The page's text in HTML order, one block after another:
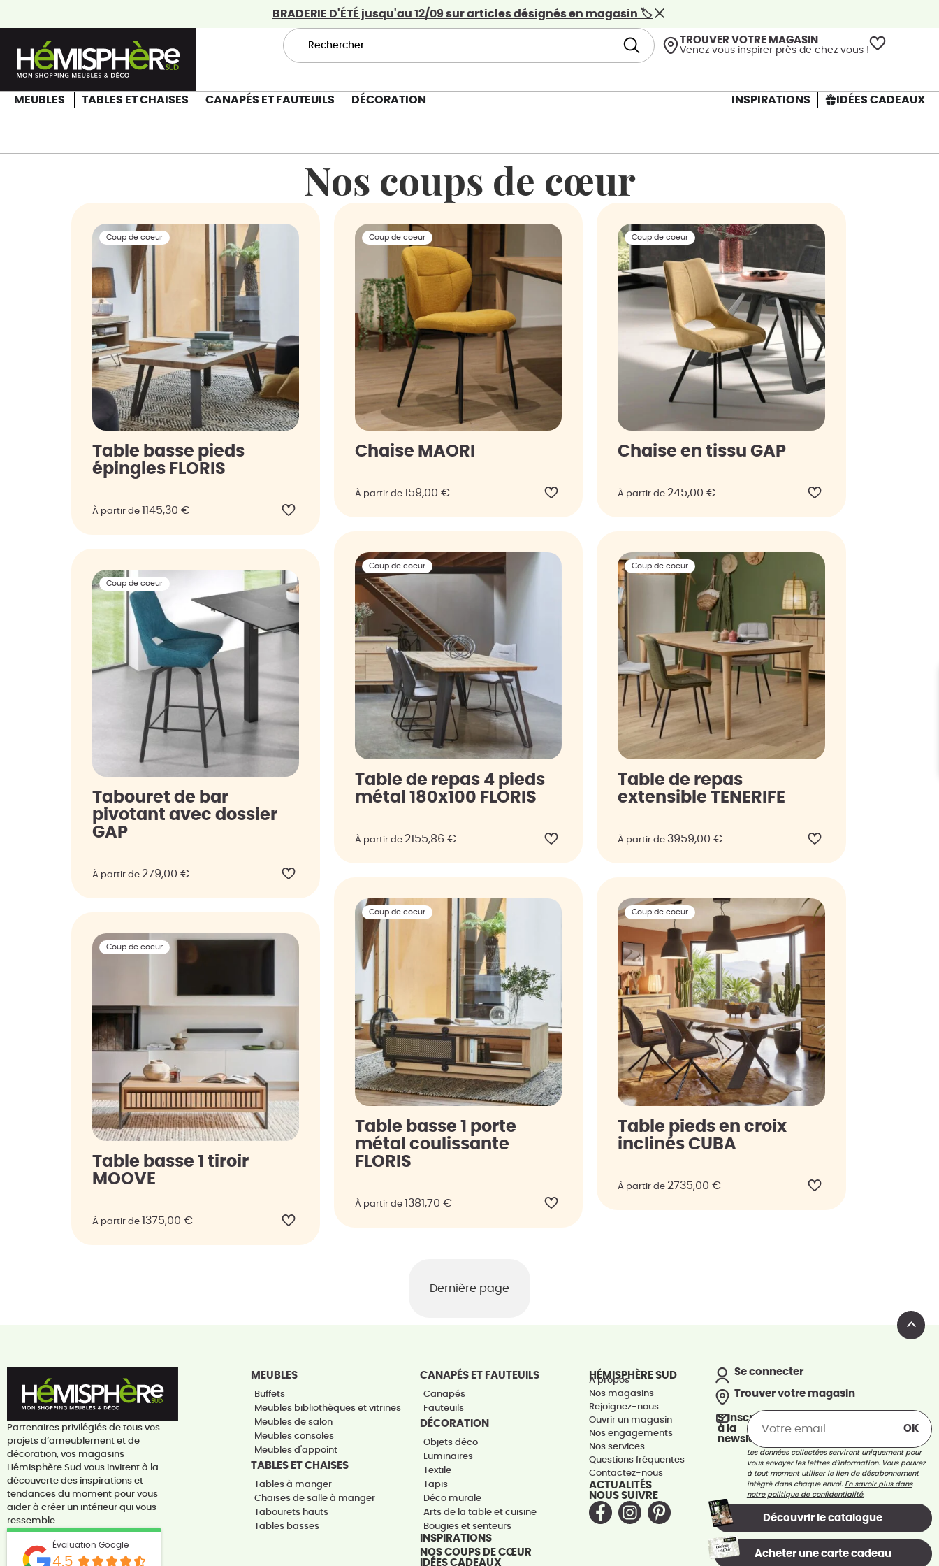
BRADERIE D'ÉTÉ jusqu'au 12/09 sur articles désignés en magasin 🏷️
TROUVER VOTRE MAGASIN
Venez vous inspirer près de chez vous !
MEUBLES TABLES ET CHAISES CANAPÉS ET FAUTEUILS DÉCORATION INSPIRATIONS IDÉES CADEAUX
Nos coups de cœur
Coup de coeur
Table basse pieds
épingles FLORIS
À partir de 1145,30 €
Coup de coeur
Chaise MAORI
À partir de 159,00€
Coup de coeur
Chaise en tissu GAP
À partir de245,00€
Coup de coeur
Table de repas 4 pieds
métal 180x100 FLORIS
À partir de2155,86€
Coup de coeur
Table de repas
extensible TENERIFE
À partir de 3959,00€
Coup de coeur
Tabouret de bar
pivotant avec dossier
GAP
À partir de 279,00 €
Coup de coeur
Table basse 1 porte
métal coulissante
FLORIS
À partir de 1381,70€
Coup de coeur
Table pieds en croix
inclinés CUBA
À partir de 2735,00€
Coup de coeur
Table basse 1 tiroir
MOOVE
À partir de 1375,00 €
Dernière page
Partenaires privilégiés de tous vos
projets d’ameublement et de
décoration, vos magasins
Hémisphère Sud vous invitent à la
découverte des inspirations et
tendances du moment pour vous
aider à créer un intérieur qui vous
ressemble.
Évaluation Google
4.5
MEUBLES
Buffets
Meubles bibliothèques et vitrines
Meubles de salon
Meubles consoles
Meubles d'appoint
TABLES ET CHAISES
Tables à manger
Chaises de salle à manger
Tabourets hauts
Tables basses
CANAPÉS ET FAUTEUILS
Canapés
Fauteuils
DÉCORATION
Objets déco
Luminaires
Textile
Tapis
Déco murale
Arts de la table et cuisine
Bougies et senteurs
INSPIRATIONS
NOS COUPS DE CŒUR
IDÉES CADEAUX
HÉMISPHÈRE SUD
A propos
Nos magasins
Rejoignez-nous
Ouvrir un magasin
Nos engagements
Nos services
Questions fréquentes
Contactez-nous
ACTUALITÉS
NOUS SUIVRE
Se connecter
Trouver votre magasin
S’inscrire
à la
newsletter
Les données collectées serviront uniquement pour
vous envoyer les lettres d’information. Vous pouvez
à tout moment utiliser le lien de désabonnement
intégré dans chaque envoi. En savoir plus dans
notre politique de confidentialité.
Découvrir le catalogue
Acheter une carte cadeau